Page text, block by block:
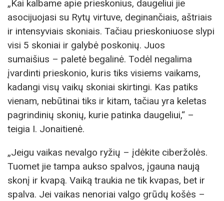
„Kai kalbame apie prieskonius, daugeliui jie
asocijuojasi su Rytų virtuve, deginančiais, aštriais
ir intensyviais skoniais. Tačiau prieskoniuose slypi
visi 5 skoniai ir galybė poskonių. Juos
sumaišius – paletė begalinė. Todėl negalima
įvardinti prieskonio, kuris tiks visiems vaikams,
kadangi visų vaikų skoniai skirtingi. Kas patiks
vienam, nebūtinai tiks ir kitam, tačiau yra keletas
pagrindinių skonių, kurie patinka daugeliui,“ –
teigia I. Jonaitienė.
„Jeigu vaikas nevalgo ryžių – įdėkite ciberžolės.
Tuomet jie tampa aukso spalvos, įgauna naują
skonį ir kvapą. Vaiką traukia ne tik kvapas, bet ir
spalva. Jei vaikas nenoriai valgo grūdų košės –